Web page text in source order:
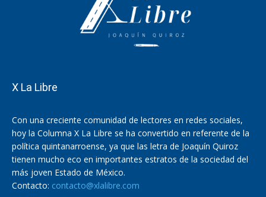
X La Libre
Con una creciente comunidad de lectores en redes sociales,
hoy la Columna X La Libre se ha convertido en referente de la
política quintanarroense, ya que las letra de Joaquín Quiroz
tienen mucho eco en importantes estratos de la sociedad del
más joven Estado de México.
Contacto: contacto@xlalibre.com